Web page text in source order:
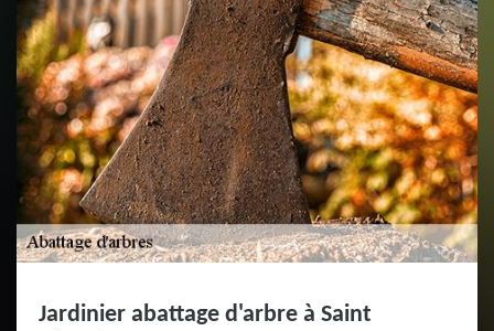
Jardinier abattage d'arbre à Saint